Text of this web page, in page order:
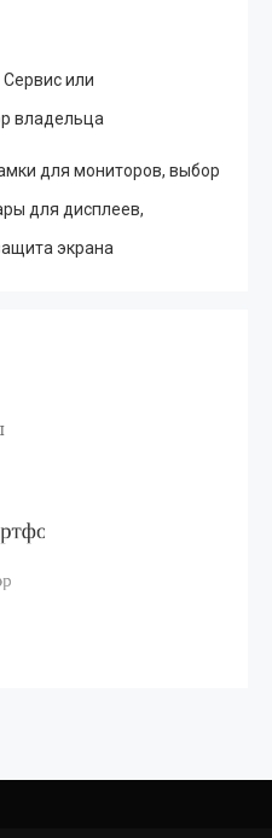
или
владельца
для мониторов, выбор
для дисплеев,
экрана